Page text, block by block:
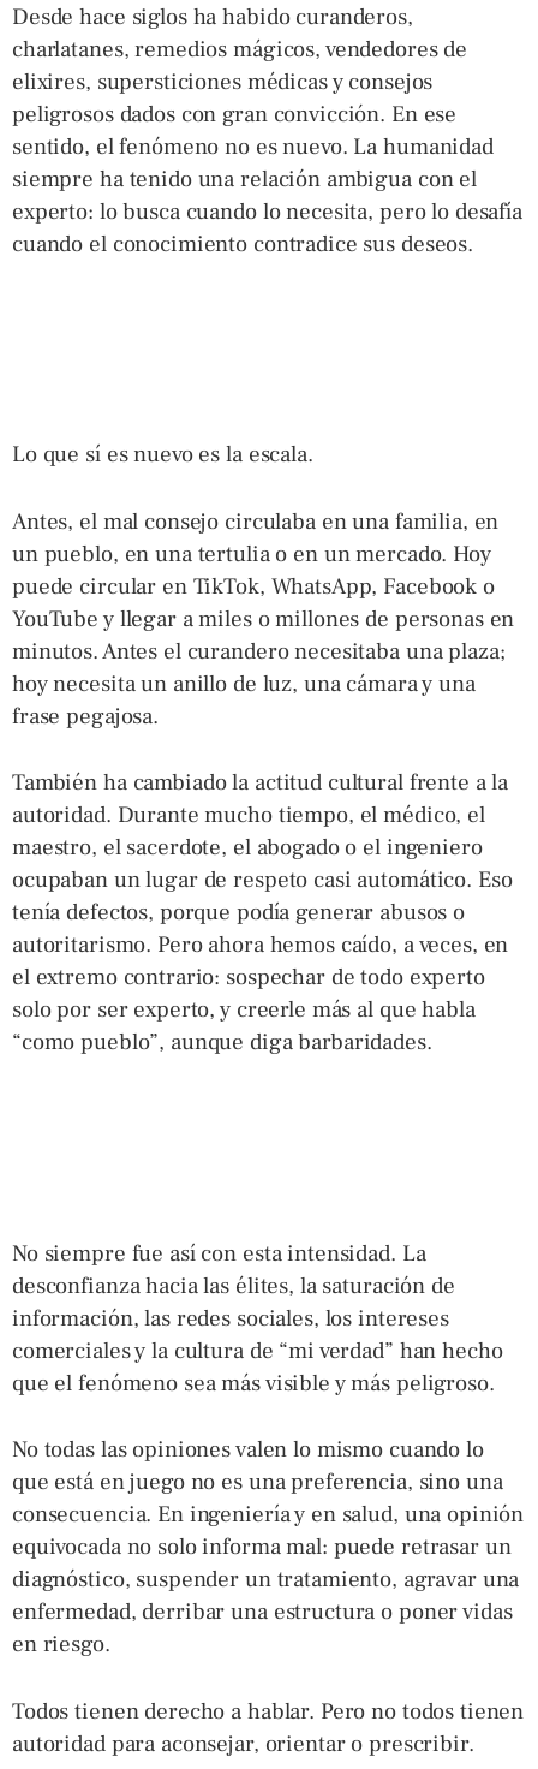
Desde hace siglos ha habido curanderos,
charlatanes, remedios mágicos, vendedores de
elixires, supersticiones médicas y consejos
peligrosos dados con gran convicción. En ese
sentido, el fenómeno no es nuevo. La humanidad
siempre ha tenido una relación ambigua con el
experto: lo busca cuando lo necesita, pero lo desafía
cuando el conocimiento contradice sus deseos.
Lo que sí es nuevo es la escala.
Antes, el mal consejo circulaba en una familia, en
un pueblo, en una tertulia o en un mercado. Hoy
puede circular en TikTok, WhatsApp, Facebook o
YouTube y llegar a miles o millones de personas en
minutos. Antes el curandero necesitaba una plaza;
hoy necesita un anillo de luz, una cámara y una
frase pegajosa.
También ha cambiado la actitud cultural frente a la
autoridad. Durante mucho tiempo, el médico, el
maestro, el sacerdote, el abogado o el ingeniero
ocupaban un lugar de respeto casi automático. Eso
tenía defectos, porque podía generar abusos o
autoritarismo. Pero ahora hemos caído, a veces, en
el extremo contrario: sospechar de todo experto
solo por ser experto, y creerle más al que habla
“como pueblo”, aunque diga barbaridades.
No siempre fue así con esta intensidad. La
desconfianza hacia las élites, la saturación de
información, las redes sociales, los intereses
comerciales y la cultura de “mi verdad” han hecho
que el fenómeno sea más visible y más peligroso.
No todas las opiniones valen lo mismo cuando lo
que está en juego no es una preferencia, sino una
consecuencia. En ingeniería y en salud, una opinión
equivocada no solo informa mal: puede retrasar un
diagnóstico, suspender un tratamiento, agravar una
enfermedad, derribar una estructura o poner vidas
en riesgo.
Todos tienen derecho a hablar. Pero no todos tienen
autoridad para aconsejar, orientar o prescribir.